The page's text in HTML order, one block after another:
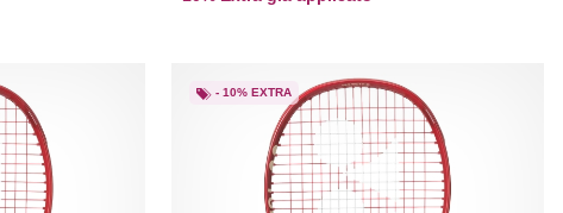
- 10% EXTRA